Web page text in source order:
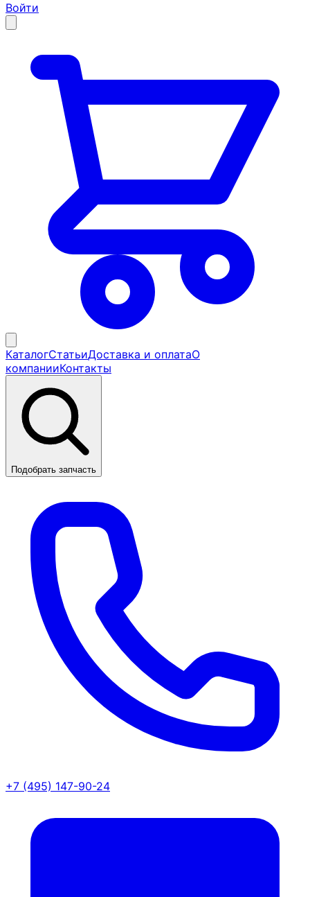
Войти
КаталогСтатьиДоставка и оплатаО
компанииКонтакты
Подобрать запчасть
+7 (495) 147-90-24